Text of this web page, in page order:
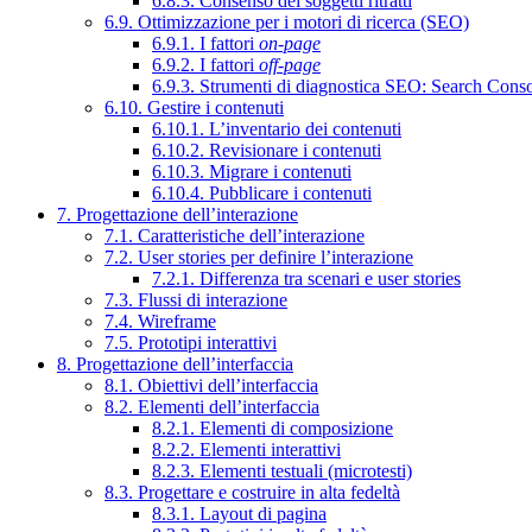
6.9. Ottimizzazione per i motori di ricerca (SEO)
6.9.1. I fattori on-page
6.9.2. I fattori off-page
6.9.3. Strumenti di diagnostica SEO: Search
6.10. Gestire i contenuti
6.10.1. L’inventario dei contenuti
6.10.2. Revisionare i contenuti
6.10.3. Migrare i contenuti
6.10.4. Pubblicare i contenuti
7. Progettazione dell’interazione
7.1. Caratteristiche dell’interazione
7.2. User stories per definire l’interazione
7.2.1. Differenza tra scenari e user stories
7.3. Flussi di interazione
7.4. Wireframe
7.5. Prototipi interattivi
8. Progettazione dell’interfaccia
8.1. Obiettivi dell’interfaccia
8.2. Elementi dell’interfaccia
8.2.1. Elementi di composizione
8.2.2. Elementi interattivi
8.2.3. Elementi testuali (microtesti)
8.3. Progettare e costruire in alta fedeltà
8.3.1. Layout di pagina